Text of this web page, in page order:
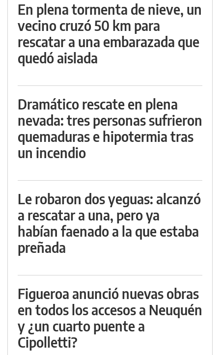
En plena tormenta de nieve, un
vecino cruzó 50 km para
rescatar a una embarazada que
quedó aislada
Dramático rescate en plena
nevada: tres personas sufrieron
quemaduras e hipotermia tras
un incendio
Le robaron dos yeguas: alcanzó
a rescatar a una, pero ya
habían faenado a la que estaba
preñada
Figueroa anunció nuevas obras
en todos los accesos a Neuquén
y ¿un cuarto puente a
Cipolletti?